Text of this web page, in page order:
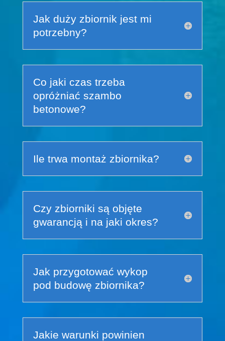
Jak duży zbiornik jest mi
potrzebny?
Co jaki czas trzeba
opróżniać szambo
betonowe?
Ile trwa montaż zbiornika?
Czy zbiorniki są objęte
gwarancją i na jaki okres?
Jak przygotować wykop
pod budowę zbiornika?
Jakie warunki powinien